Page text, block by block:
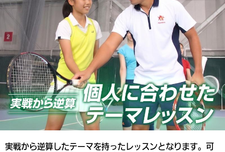
実戦から逆算したテーマを持ったレッスンとなります。可